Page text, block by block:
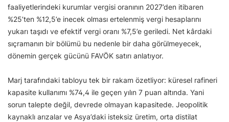
faaliyetlerindeki kurumlar vergisi oranının 2027’den itibaren
%25’ten %12,5’e inecek olması ertelenmiş vergi hesaplarını
yukarı taşıdı ve efektif vergi oranı %7,5’e geriledi. Net kârdaki
sıçramanın bir bölümü bu nedenle bir daha görülmeyecek,
dönemin gerçek gücünü FAVÖK satırı anlatıyor.
Marj tarafındaki tabloyu tek bir rakam özetliyor: küresel rafineri
kapasite kullanımı %74,4 ile geçen yılın 7 puan altında. Yani
sorun talepte değil, devrede olmayan kapasitede. Jeopolitik
kaynaklı arızalar ve Asya’daki isteksiz üretim, orta distilat